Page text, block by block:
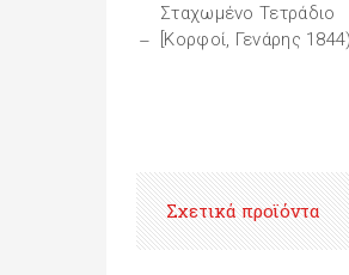
Σταχωμένο Τετράδιο
[Κορφοί, Γενάρης
Σχετικά προϊόντα